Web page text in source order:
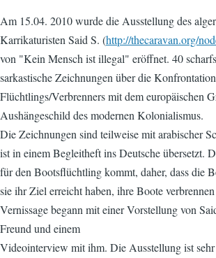
Am 15.04. 2010 wurde die Ausstellung des
Karrikaturisten Said S. (http://thecaravan.org/
von "Kein Mensch ist illegal" eröffnet. 40
sarkastische Zeichnungen über die
Flüchtlings/Verbrenners mit dem europäischen
Aushängeschild des modernen Kolonialismus.
Die Zeichnungen sind teilweise mit arabischer
ist in einem Begleitheft ins Deutsche übersetzt.
für den Bootsflüchtling kommt, daher, dass die
sie ihr Ziel erreicht haben, ihre Boote
Vernissage begann mit einer Vorstellung von
Freund und einem
Videointerview mit ihm. Die Ausstellung ist